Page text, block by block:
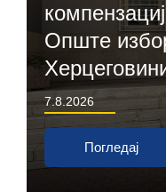
Опште
7.8.2026
Погледај